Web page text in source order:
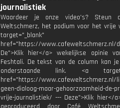
journalistiek
Waardeer je onze video's? Steun
Weltschmerz, het podium voor het vrije
target="_blank"
href="https://www.cafeweltschmerz.nl/
De">Klik hier</a> wekelijkse opinie
Feshtali. De tekst van de column kan
onderstaande link. <a
href="https://www.cafeweltschmerz.nl/
geen-dialoog-maar-gehoorzaamheid-de-
vrije-journalistiek/ --- Deze">Klik hier</